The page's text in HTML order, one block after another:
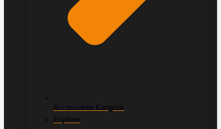
Accessoires Kangook
Explorer